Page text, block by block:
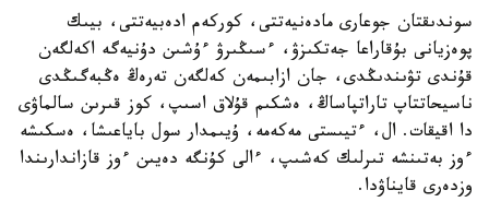
سوندىقتان جوعارى مادەنيەتتى، كوركەم ادەبيەتتى، بيىك
پوەزيانى بۇقاراعا جەتكىزۋ، ءسىڭىرۋ ءۇشىن دۇنيەگە اكەلگەن
قۇندى تۋىندىڭدى، جان ازابىمەن كەلگەن تەرەڭ ەڭبەگىڭدى
ناسيحاتتاپ تاراتپاساڭ، ەشكىم قۇلاق اسىپ، كوز قىرىن سالماۋى
دا اقيقات. ال، ءتيىستى مەكەمە، ۇيىمدار سول باياعىشا، ەسكىشە
ءوز بەتىنشە تىرلىك كەشىپ، ءالى كۇنگە دەيىن ءوز قازاندارىندا
وزدەرى قايناۋدا.